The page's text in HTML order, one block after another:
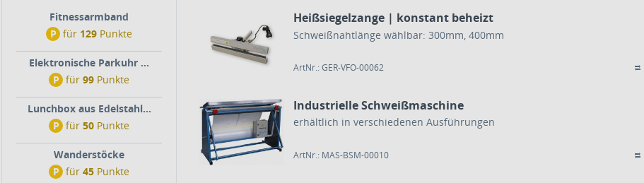
Fitnessarmband
P für 129 Punkte
Elektronische Parkuhr ...
P für 99 Punkte
Lunchbox aus Edelstahl...
P für 50 Punkte
Wanderstöcke
P für 45 Punkte
Heißsiegelzange | konstant beheizt
Schweißnahtlänge wählbar: 300mm, 400mm
ArtNr.: GER-VFO-00062
Industrielle Schweißmaschine
erhältlich in verschiedenen Ausführungen
ArtNr.: MAS-BSM-00010